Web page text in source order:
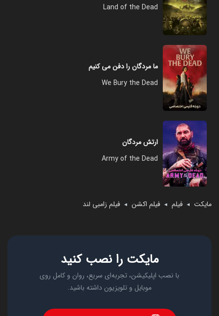
مایکت ◄ فیلم ◄ فیلم اکشن ◄ فیلم زامبی لند
Land of the Dead
ما مردگان را دفن می‌ کنیم
We Bury the Dead
ارتش مردگان
Army of the Dead
مایکت را نصب کنید
با نصب اپلیکیشن، تجربه‌ای سریع، روان و کامل روی
موبایل و تلویزیون داشته باشید.